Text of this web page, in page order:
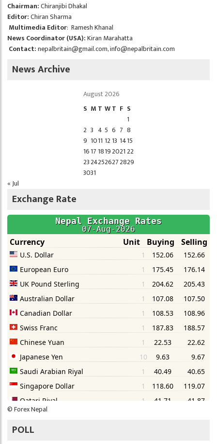
Chairman:Chiranjibi Dhakal
Editor:Chiran Sharma
Multimedia Editor: Ramesh Khanal
News Coordinator (USA):Kiran Marahatta
Contact:nepalbritain@gmail.com,info@nepalbritain.com
News Archive
August 2026
S M T WT F S
1
2 3 4 5 6 7 8
9 1011 12 13 1415
1617 1819202122
23242526272829
3031
« Jul
Exchange Rate
©Forex Nepal
POLL